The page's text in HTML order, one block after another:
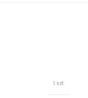
1 szt.